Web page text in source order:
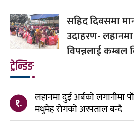
सहिद दिवसमा
उदाहरण- लहानमा
विपन्नलाई कम्बल
ट्रेन्डिङ
१.
लहानमा दुई अर्बको लगानीमा
मधुमेह रोगको अस्पताल बन्दै